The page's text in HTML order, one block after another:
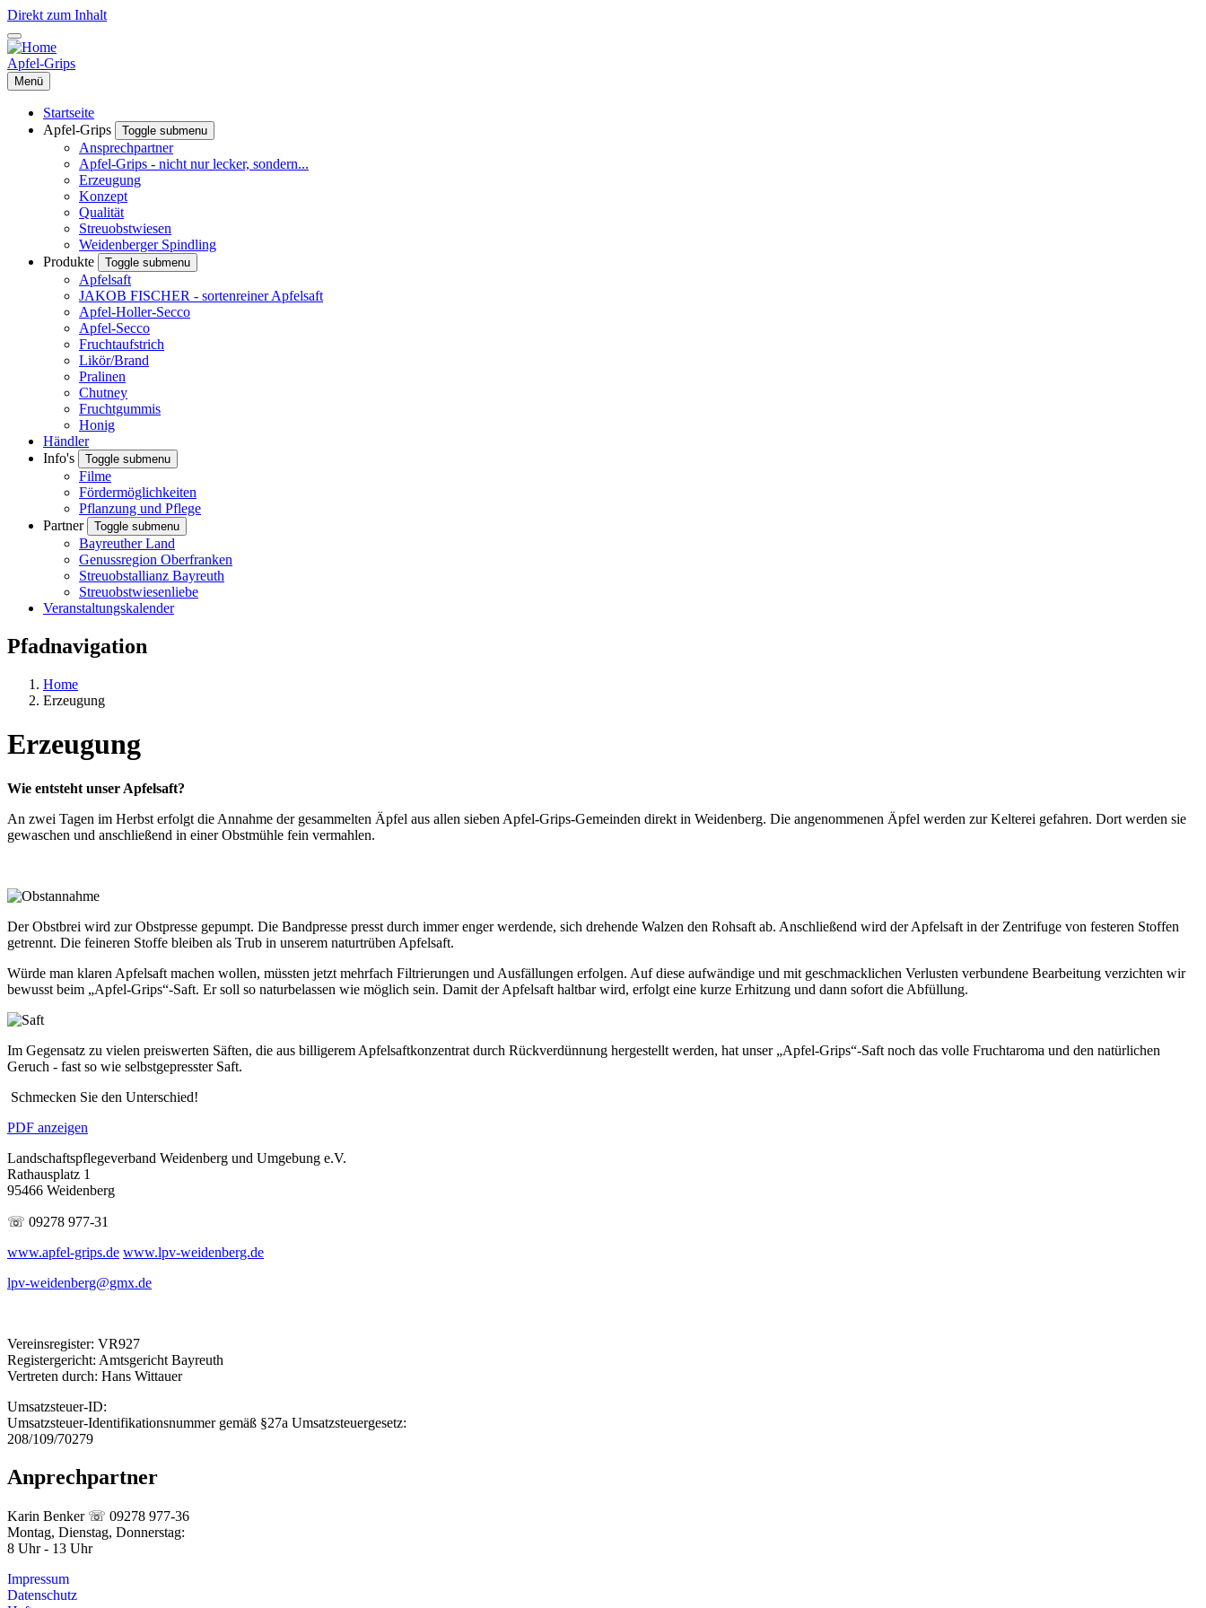
Direkt zum Inhalt
Apfel-Grips
Menü
Startseite
Apfel-Grips
Toggle submenu
Ansprechpartner
Apfel-Grips - nicht nur lecker, sondern...
Erzeugung
Konzept
Qualität
Streuobstwiesen
Weidenberger Spindling
Produkte
Toggle submenu
Apfelsaft
JAKOB FISCHER - sortenreiner Apfelsaft
Apfel-Holler-Secco
Apfel-Secco
Fruchtaufstrich
Likör/Brand
Pralinen
Chutney
Fruchtgummis
Honig
Händler
Info's
Toggle submenu
Filme
Fördermöglichkeiten
Pflanzung und Pflege
Partner
Toggle submenu
Bayreuther Land
Genussregion Oberfranken
Streuobstallianz Bayreuth
Streuobstwiesenliebe
Veranstaltungskalender
Pfadnavigation
Home
Erzeugung
Erzeugung
Wie entsteht unser Apfelsaft?
An zwei Tagen im Herbst erfolgt die Annahme der gesammelten Äpfel aus allen sieben Apfel-Grips-Gemeinden direkt in Weidenberg. Die angenommenen Äpfel werden zur Kelterei gefahren. Dort werden sie
gewaschen und anschließend in einer Obstmühle fein vermahlen.
Der Obstbrei wird zur Obstpresse gepumpt. Die Bandpresse presst durch immer enger werdende, sich drehende Walzen den Rohsaft ab. Anschließend wird der Apfelsaft in der Zentrifuge von festeren Stoffen
getrennt. Die feineren Stoffe bleiben als Trub in unserem naturtrüben Apfelsaft.
Würde man klaren Apfelsaft machen wollen, müssten jetzt mehrfach Filtrierungen und Ausfällungen erfolgen. Auf diese aufwändige und mit geschmacklichen Verlusten verbundene Bearbeitung verzichten wir
bewusst beim „Apfel-Grips“-Saft. Er soll so naturbelassen wie möglich sein. Damit der Apfelsaft haltbar wird, erfolgt eine kurze Erhitzung und dann sofort die Abfüllung.
Im Gegensatz zu vielen preiswerten Säften, die aus billigerem Apfelsaftkonzentrat durch Rückverdünnung hergestellt werden, hat unser „Apfel-Grips“-Saft noch das volle Fruchtaroma und den natürlichen
Geruch - fast so wie selbstgepresster Saft.
Schmecken Sie den Unterschied!
PDF anzeigen
Landschaftspflegeverband Weidenberg und Umgebung e.V.
Rathausplatz 1
95466 Weidenberg
☏ 09278 977-31
www.apfel-grips.de www.lpv-weidenberg.de
lpv-weidenberg@gmx.de
Vereinsregister: VR927
Registergericht: Amtsgericht Bayreuth
Vertreten durch: Hans Wittauer
Umsatzsteuer-ID:
Umsatzsteuer-Identifikationsnummer gemäß §27a Umsatzsteuergesetz:
208/109/70279
Anprechpartner
Karin Benker ☏ 09278 977-36
Montag, Dienstag, Donnerstag:
8 Uhr - 13 Uhr
Impressum
Datenschutz